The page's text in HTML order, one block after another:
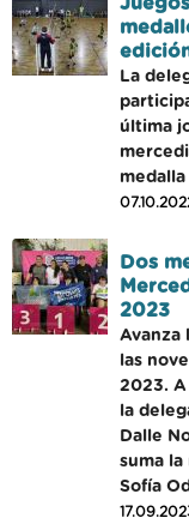
La
última
Dos
2023
Avanza
las
2023. A
la
Dalle
suma
Sofía